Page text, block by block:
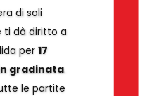
di soli
ti dà diritto a
per17
gradinata.
le partite